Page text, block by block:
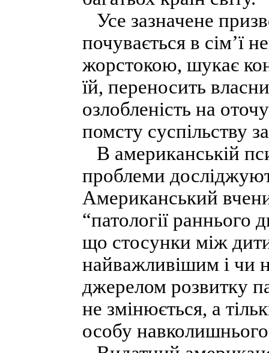
Усе зазначене
почувається в сім’ї
жорстокою, шукає
їй, переносить
озлобленість на
помсту суспільству
В американській
проблеми
Американський
“патології раннього
що стосунки між
найважливішим і чи
джерелом розвитку
не змінюється, а
особу